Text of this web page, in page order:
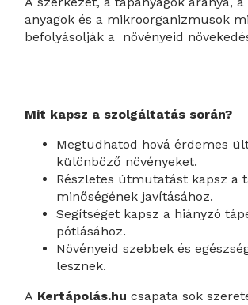
anyagok és a mikroorganizmusok
befolyásolják a növényeid
Mit kapsz a szolgáltatás során?
Megtudhatod hová érdemes
különböző növényeket.
Részletes útmutatást kapsz a
minőségének javításához.
Segítséget kapsz a hiányzó
pótlásához.
Növényeid szebbek és
lesznek.
A Kertápolás.hucsapata sok